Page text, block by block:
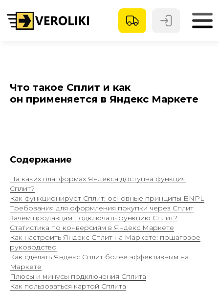
Что такое Сплит и как
он применяется в Яндекс Маркете
Содержание
На каких платформах Яндекса доступна функция
Сплит?
Как функционирует Сплит: основные принципы BNPL
Требования для оформления покупки через Сплит
Зачем продавцам подключать функцию Сплит?
Статистика по конверсиям в Яндекс Маркете
Как настроить Яндекс Сплит на Маркете: пошаговое
руководство
Как сделать Яндекс Сплит более эффективным на
Маркете
Плюсы и минусы подключения Сплита
Как пользоваться картой Сплита